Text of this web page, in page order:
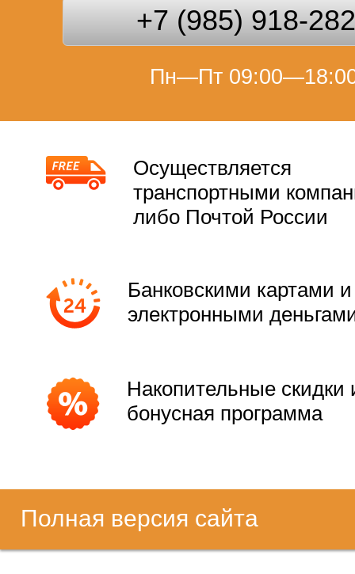
+7 (985) 918-
Пн—Пт
Осуществляется
транспортными
либо Почтой России
Банковскими картами и
электронными
Накопительные скидки
бонусная программа
Полная версия сайта